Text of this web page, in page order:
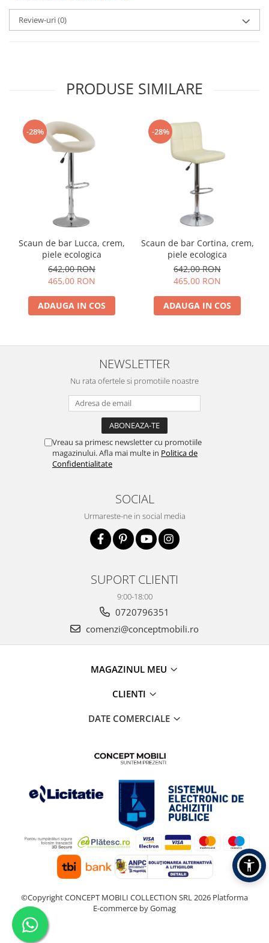
Review-uri(0)
PRODUSE SIMILARE
-28%
Scaun de bar Lucca, crem,
piele ecologica
642,00 RON
465,00 RON
ADAUGA IN COS
-28%
Scaun de bar Cortina, crem,
piele ecologica
642,00 RON
465,00 RON
ADAUGA IN COS
NEWSLETTER
Nu rata ofertele si promotiile noastre
Vreau sa primesc newsletter cu promotiile
magazinului. Afla mai multe in Politica de
Confidentialitate
SOCIAL
Urmareste-ne in social media
SUPORT CLIENTI
9:00-18:00
0720796351
comenzi@conceptmobili.ro
MAGAZINUL MEU
CLIENTI
DATE COMERCIALE
©Copyright CONCEPT MOBILI COLLECTION SRL 2026 Platforma
E-commerce by Gomag